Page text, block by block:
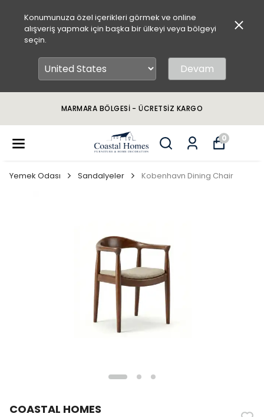
Konumunuza özel içerikleri görmek ve online
alışveriş yapmak için başka bir ülkeyi veya bölgeyi
seçin.
Devam
MARMARA BÖLGESİ - ÜCRETSİZ KARGO
0
Yemek Odası Sandalyeler Kobenhavn Dining Chair
COASTAL HOMES